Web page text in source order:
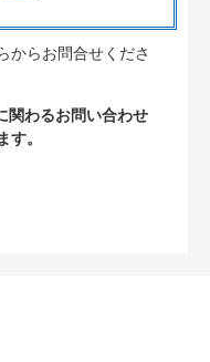
からお問合せくださ
関わるお問い合わせ
す。